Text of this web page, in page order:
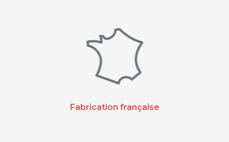
Fabrication française